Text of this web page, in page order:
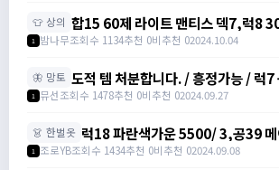
👕 상의 합15 60제 라이트 맨티스 덱7,럭8
300만 / https://artale.one/
1 밤나무조회수 1134추천 0비추천 02024.10.04
🦋 망토 도적 템 처분합니다. / 흥정가능 / 럭
돼지벨트 럭6 공10 도적 40제 장갑
1 뮤선조회수 1478추천 0비추천 02024.09.27
👗 한벌옷 럭18 파란색가운 5500/ 3,공39
공10노목 2900/ 럭9 검은색 마법
1 조로YB조회수 1434추천 0비추천 02024.09.08